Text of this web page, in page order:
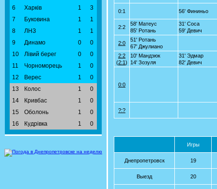
6
Харків 1
3
7
Буковина 1
1
8
ЛНЗ 1
1
9
Динамо 0
0
10
Лівий берег 0
0
11
Чорноморець 1
0
12
Верес 1
0
13
Колос 1
0
14
Кривбас 1
0
15
Оболонь 1
0
16
Кудрівка 1 0
0:1 56' Фининьо
2:2
58' Матеус
85' Ротань
31' Соса
59' Девич
2:0
51' Ротань
67' Джулиано
2:2
(2:1)
10' Мандзюк
14' Зозуля
31' Эдмар
82' Девич
0:0
?:?
Игры
Днепропетровск 19
Выезд 20